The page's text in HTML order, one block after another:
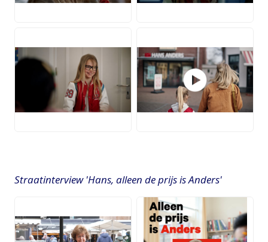
Straatinterview 'Hans, alleen de prijs is Anders'